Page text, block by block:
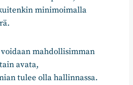
minimoimalla
mahdollisimman
avata,
tulee olla hallinnassa.